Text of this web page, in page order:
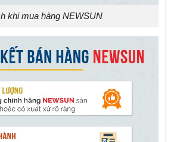
khi mua hàng NEWSUN